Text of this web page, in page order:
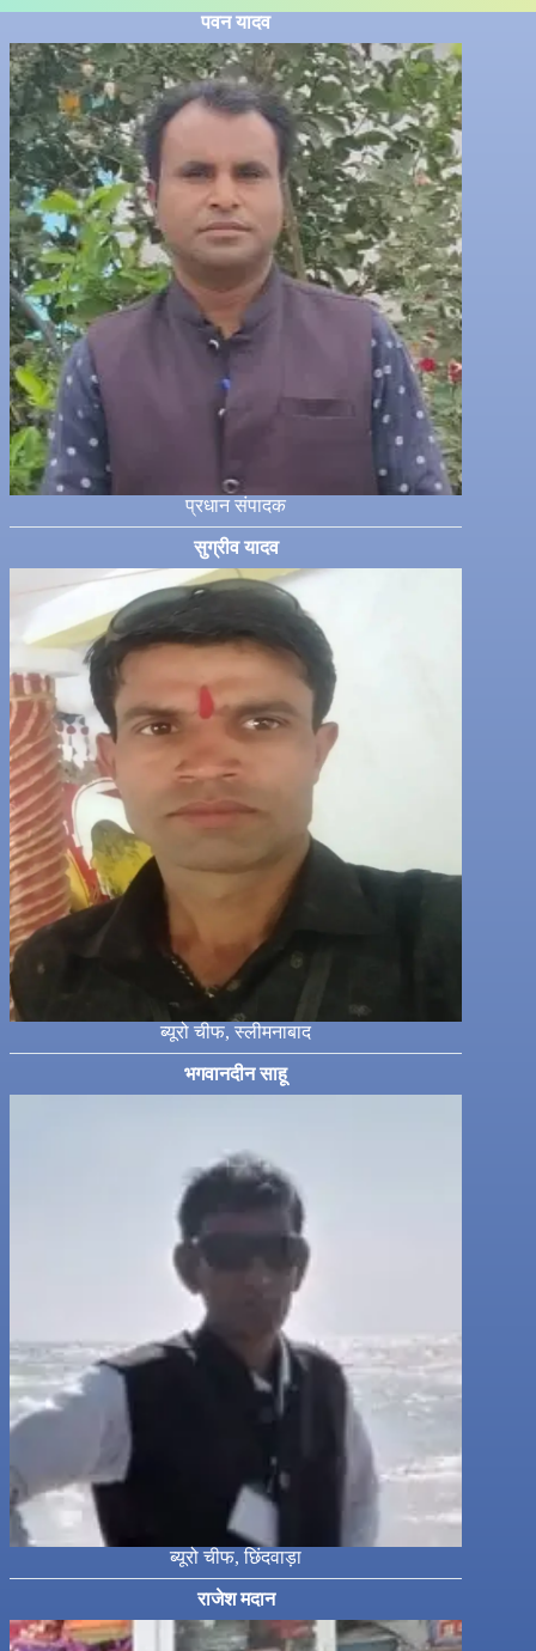
पवन यादव
प्रधान संपादक
सुग्रीव यादव
ब्यूरो चीफ, स्लीमनाबाद
भगवानदीन साहू
ब्यूरो चीफ, छिंदवाड़ा
राजेश मदान